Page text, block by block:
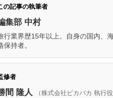
の記事の執筆者
集部 中村
行業界歴15年以上。自身の国内、
保持者。
修者
間 隆人
（株式会社ピカパカ 執行